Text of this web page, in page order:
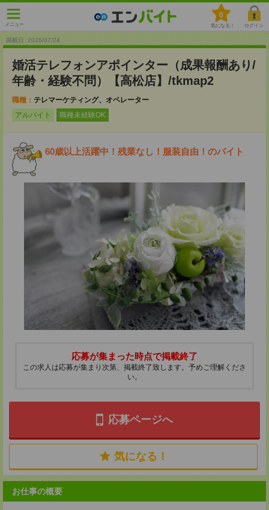
メニュー
0
気になる！ ログイン
掲載日 :2026/07/24
婚活テレフォンアポインター（成果報酬あり/
年齢・経験不問）【高松店】/tkmap2
職種： テレマーケティング、オペレーター
アルバイト
職種未経験OK
60歳以上活躍中！残業なし！服装自由！のバイト
応募が集まった時点で掲載終了
この求人は応募が集まり次第、掲載終了致します。予めご理解くださ
い。
応募ページへ
気になる！
お仕事の概要